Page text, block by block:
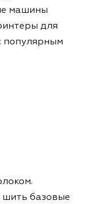
машины
для
популярным
шить базовые